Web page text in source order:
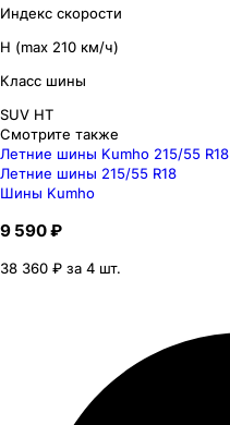
Индекс скорости
H (max 210 км/ч)
Класс шины
SUV HT
Смотрите также
Летние шины Kumho 215/55 R18
Летние шины 215/55 R18
Шины Kumho
9 590 ₽
38 360 ₽ за 4 шт.